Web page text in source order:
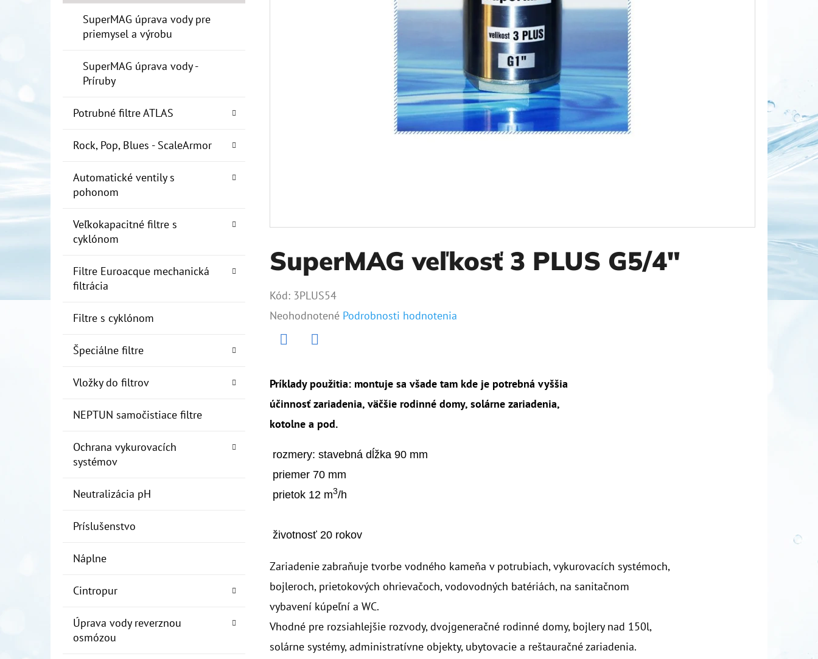
SuperMAG úprava vody pre
priemysel a výrobu
SuperMAG úprava vody -
Príruby
Potrubné filtre ATLAS
Rock, Pop, Blues - ScaleArmor
Automatické ventily s
pohonom
Veľkokapacitné filtre s
cyklónom
Filtre Euroacque mechanická
filtrácia
Filtre s cyklónom
Špeciálne filtre
Vložky do filtrov
NEPTUN samočistiace filtre
Ochrana vykurovacích
systémov
Neutralizácia pH
Príslušenstvo
Náplne
Cintropur
Úprava vody reverznou
osmózou
SuperMAG veľkosť 3 PLUS G5/4"
Kód: 3PLUS54
Priemerné
hodnotenie
hviezdičiek.
Neohodnotené Podrobnosti hodnotenia
Príklady použitia: montuje sa všade tam kde je potrebná vyššia
účinnosť zariadenia, väčšie rodinné domy, solárne zariadenia,
kotolne a pod.
rozmery: stavebná dĺžka 90 mm
priemer 70 mm
prietok 12 m3/h
životnosť 20 rokov
Zariadenie zabraňuje tvorbe vodného kameňa v potrubiach, vykurovacích systémoch,
bojleroch, prietokových ohrievačoch, vodovodných batériách, na sanitačnom
vybavení kúpeľní a WC.
Vhodné pre rozsiahlejšie rozvody, dvojgeneračné rodinné domy, bojlery nad 150l,
solárne systémy, administratívne objekty, ubytovacie a reštauračné zariadenia.
10" FILTER SENIOR 1"
10" VLOŽKA UMÝVATEĽNÁ RL-SX 50MCR
10" FILTER SENIOR DUO 1"